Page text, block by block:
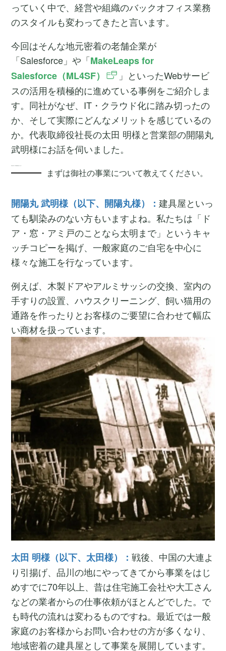
っていく中で、経営や組織のバックオフィス業務
のスタイルも変わってきたと言います。
今回はそんな地元密着の老舗企業が
「Salesforce」や「MakeLeaps for
Salesforce（ML4SF）
」といったWebサービ
スの活用を積極的に進めている事例をご紹介しま
す。同社がなぜ、IT・クラウド化に踏み切ったの
か、そして実際にどんなメリットを感じているの
か。代表取締役社長の太田 明様と営業部の開陽丸
武明様にお話を伺いました。
まずは御社の事業について教えてください。
開陽丸 武明様（以下、開陽丸様）：建具屋といっ
ても馴染みのない方もいますよね。私たちは「ド
ア・窓・アミ戸のことなら太明まで」というキャ
ッチコピーを掲げ、一般家庭のご自宅を中心に
様々な施工を行なっています。
例えば、木製ドアやアルミサッシの交換、室内の
手すりの設置、ハウスクリーニング、飼い猫用の
通路を作ったりとお客様のご要望に合わせて幅広
い商材を扱っています。
太田 明様（以下、太田様）：戦後、中国の大連よ
り引揚げ、品川の地にやってきてから事業をはじ
めすでに70年以上、昔は住宅施工会社や大工さん
などの業者からの仕事依頼がほとんどでした。で
も時代の流れは変わるものですね。最近では一般
家庭のお客様からお問い合わせの方が多くなり、
地域密着の建具屋として事業を展開しています。